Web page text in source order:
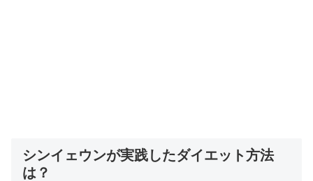
シンイェウンが実践したダイエット方法
は？